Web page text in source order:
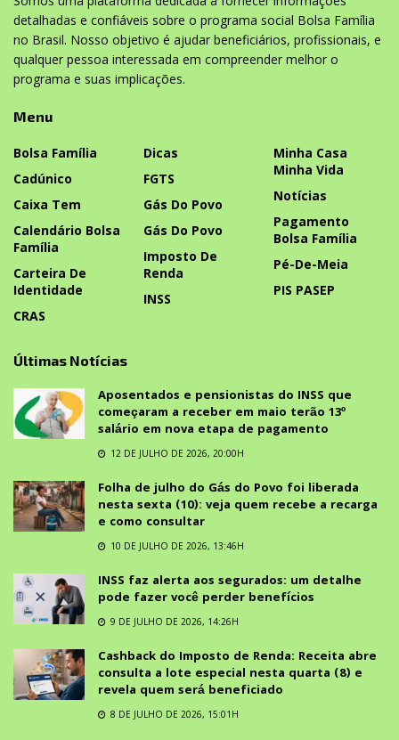
detalhadas e confiáveis sobre o programa social Bolsa Família
no Brasil. Nosso objetivo é ajudar beneficiários, profissionais, e
qualquer pessoa interessada em compreender melhor o
programa e suas implicações.
Menu
Bolsa Família
Cadúnico
Caixa Tem
Calendário Bolsa
Família
Carteira De
Identidade
CRAS
Dicas
FGTS
Gás Do Povo
Gás Do Povo
Imposto De
Renda
INSS
Minha Casa
Minha Vida
Notícias
Pagamento
Bolsa Família
Pé-De-Meia
PIS PASEP
Últimas Notícias
Aposentados e pensionistas do INSS que
começaram a receber em maio terão 13º
salário em nova etapa de pagamento
12 DE JULHO DE 2026, 20:00H
Folha de julho do Gás do Povo foi liberada
nesta sexta (10): veja quem recebe a recarga
e como consultar
10 DE JULHO DE 2026, 13:46H
INSS faz alerta aos segurados: um detalhe
pode fazer você perder benefícios
9 DE JULHO DE 2026, 14:26H
Cashback do Imposto de Renda: Receita abre
consulta a lote especial nesta quarta (8) e
revela quem será beneficiado
8 DE JULHO DE 2026, 15:01H